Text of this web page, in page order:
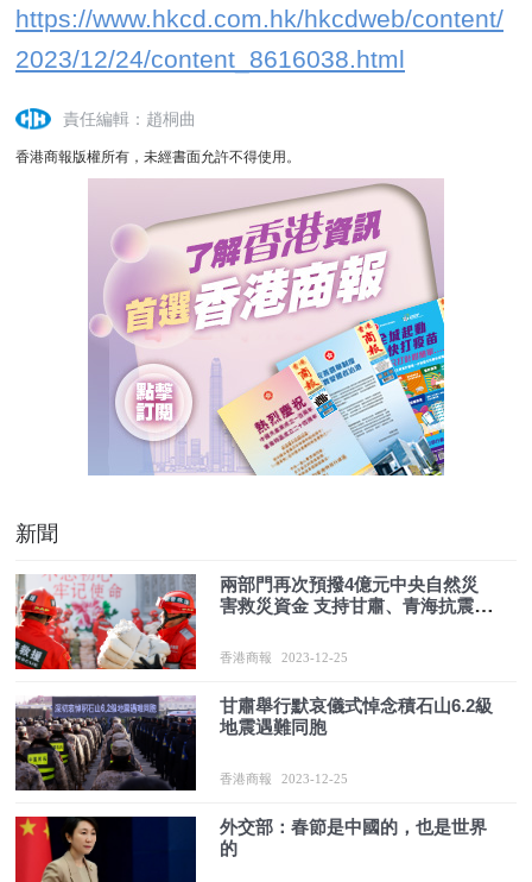
https://www.hkcd.com.hk/hkcdweb/content/
2023/12/24/content_8616038.html
責任編輯：趙桐曲
香港商報版權所有，未經書面允許不得使用。
新聞
兩部門再次預撥4億元中央自然災
害救災資金 支持甘肅、青海抗震救
香港商報 2023-12-25
甘肅舉行默哀儀式悼念積石山6.2級
地震遇難同胞
香港商報 2023-12-25
外交部：春節是中國的，也是世界
的